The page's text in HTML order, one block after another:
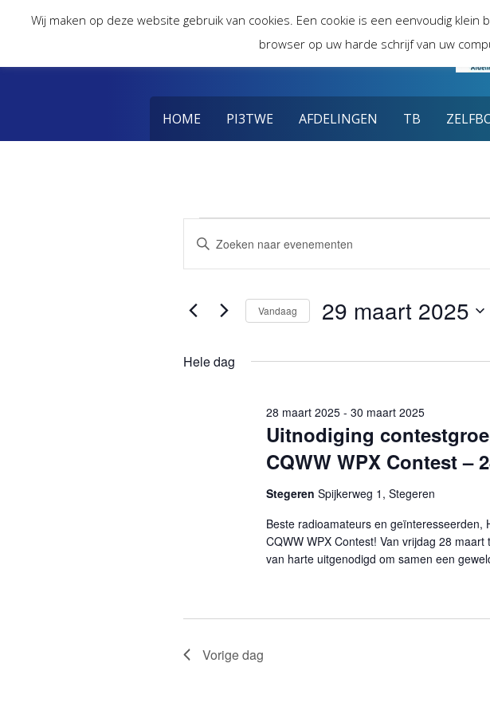
HOME PI3TWE AFDELINGEN TB
Evenementen
in
29
maart
Evenementen
Zoeken
en
weergeven
Vul
Zoek
met
Vandaag 29 maart 2025
Hele dag
Uitnodiging
CQWW WPX Contest –
28 maart 2025- 30 maart 2025
Stegeren Spijkerweg 1, Stegeren
Beste radioamateurs en geïnteresseerden,
CQWW WPX Contest! Van vrijdag 28
van harte uitgenodigd om samen een
Vorige dag
Wij maken op deze website gebruik van cookies. Een cookie is een eenvoudig
browser op uw harde schrijf van uw